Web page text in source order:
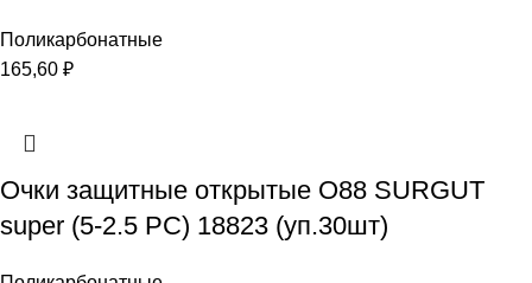
Поликарбонатные
165,60 ₽
Очки защитные открытые О88 SURGUT
super (5-2.5 PC) 18823 (уп.30шт)